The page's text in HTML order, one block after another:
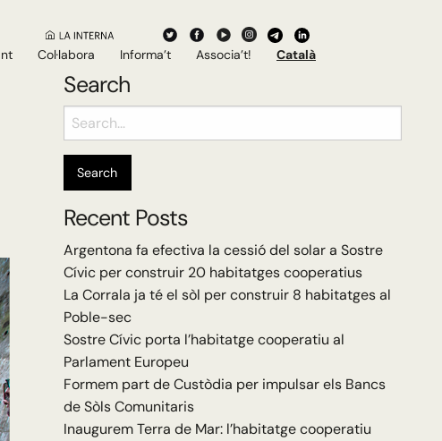
Col·labora Informa’t Associa’t! Català
Search
Search
for:
Recent Posts
Argentona fa efectiva la cessió del solar a Sostre
Cívic per construir 20 habitatges cooperatius
La Corrala ja té el sòl per construir 8 habitatges al
Poble-sec
Sostre Cívic porta l’habitatge cooperatiu al
Parlament Europeu
Formem part de Custòdia per impulsar els Bancs
de Sòls Comunitaris
Inaugurem Terra de Mar: l’habitatge cooperatiu